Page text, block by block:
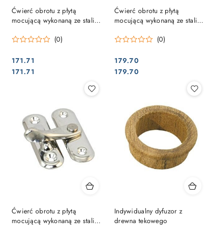
Ćwierć obrotu z płytą
mocującą wykonaną ze stali
(0)
Cena:
171.71
Cena:
171.71
Ćwierć obrotu z płytą
mocującą wykonaną ze stali
(0)
Cena:
179.70
Cena:
179.70
Ćwierć obrotu z płytą
mocującą wykonaną ze stali
Indywidualny dyfuzor z
drewna tekowego